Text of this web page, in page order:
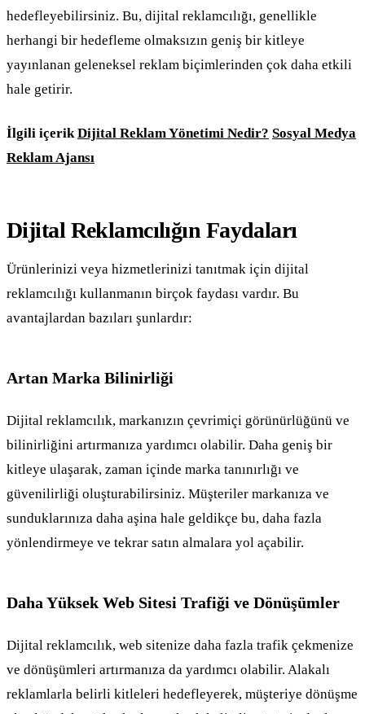
hedefleyebilirsiniz. Bu, dijital reklamcılığı, genellikle
herhangi bir hedefleme olmaksızın geniş bir kitleye
yayınlanan geleneksel reklam biçimlerinden çok daha etkili
hale getirir.
İlgili içerik Dijital Reklam Yönetimi Nedir? Sosyal Medya
Reklam Ajansı
Dijital Reklamcılığın Faydaları
Ürünlerinizi veya hizmetlerinizi tanıtmak için dijital
reklamcılığı kullanmanın birçok faydası vardır. Bu
avantajlardan bazıları şunlardır:
Artan Marka Bilinirliği
Dijital reklamcılık, markanızın çevrimiçi görünürlüğünü ve
bilinirliğini artırmanıza yardımcı olabilir. Daha geniş bir
kitleye ulaşarak, zaman içinde marka tanınırlığı ve
güvenilirliği oluşturabilirsiniz. Müşteriler markanıza ve
sunduklarınıza daha aşina hale geldikçe bu, daha fazla
yönlendirmeye ve tekrar satın almalara yol açabilir.
Daha Yüksek Web Sitesi Trafiği ve Dönüşümler
Dijital reklamcılık, web sitenize daha fazla trafik çekmenize
ve dönüşümleri artırmanıza da yardımcı olabilir. Alakalı
reklamlarla belirli kitleleri hedefleyerek, müşteriye dönüşme